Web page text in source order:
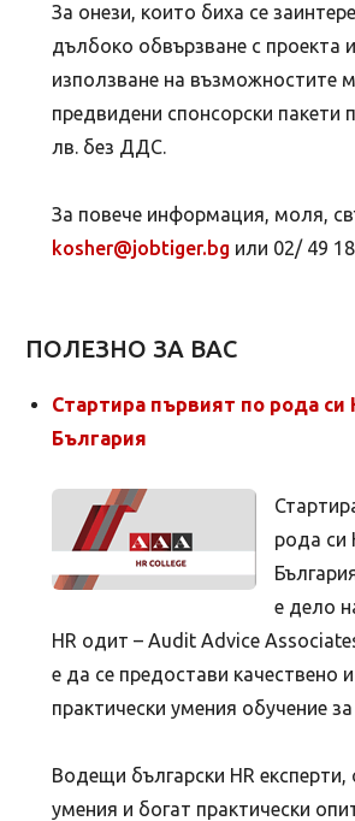
За онези, които биха се
дълбоко обвързване с проекта
използване на възможностите
предвидени спонсорски пакети
лв. без ДДС.
За повече информация, моля,
kosher@jobtiger.bg или 02/ 49
ПОЛЕЗНО ЗА ВАС
Стартира първият по рода си
България
рода си
е дело
HR одит – Audit Advice
е да се предостави качествено
практически умения обучение
Водещи български HR експерти,
умения и богат практически